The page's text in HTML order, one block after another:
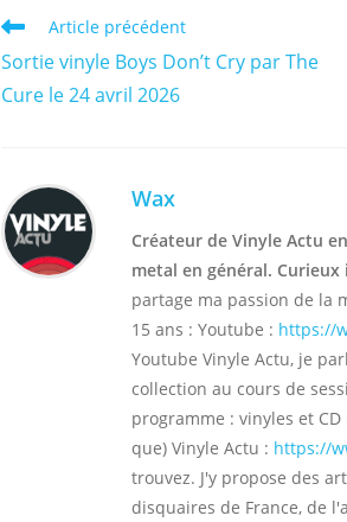
Read
articles
Article précédent
Sortie vinyle Boys Don’t Cry par The
Cure le 24 avril 2026
Wax
Créateur de Vinyle Actu
metal en général.
partage ma passion de la
15 ans : Youtube : https://
Youtube Vinyle Actu, je
collection au cours de
programme : vinyles et
que) Vinyle Actu : https://
trouvez. J'y propose des
disquaires de France, de